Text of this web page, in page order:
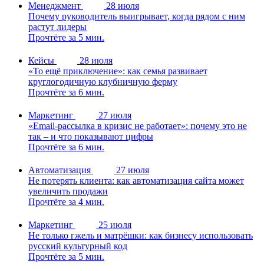
Менеджмент
28 июля
Почему руководитель выигрывает, когда рядом с ним
растут лидеры
Прочтёте за 5 мин.
Кейсы
28 июля
«То ещё приключение»: как семья развивает
круглогодичную клубничную ферму
Прочтёте за 6 мин.
Маркетинг
27 июля
«Email-рассылка в кризис не работает»: почему это не
так – и что показывают цифры
Прочтёте за 6 мин.
Автоматизация
27 июля
Не потерять клиента: как автоматизация сайта может
увеличить продажи
Прочтёте за 4 мин.
Маркетинг
25 июля
Не только гжель и матрёшки: как бизнесу использовать
русский культурный код
Прочтёте за 5 мин.